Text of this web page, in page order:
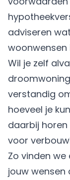
adviseren
woonwensen
Wil je zelf
verstandig
hoeveel je
daarbij
voor
Zo vinden
jouw wensen